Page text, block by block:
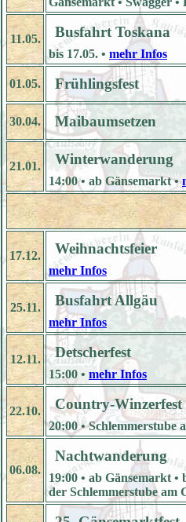
11.05. Busfahrt Toskana
bis 17.05. • mehr Infos
01.05. Frühlingsfest
30.04. Maibaumsetzen
21.01. Winterwanderung
14:00 • ab Gänsemarkt •
17.12. Weihnachtsfeier
mehr Infos
25.11. Busfahrt Allgäu
mehr Infos
12.11. Detscherfest
15:00 • mehr Infos
22.10. Country-Winzerfest
20:00 • Schlemmerstube
06.08.
Nachtwanderung
19:00 • ab Gänsemarkt •
der Schlemmerstube am